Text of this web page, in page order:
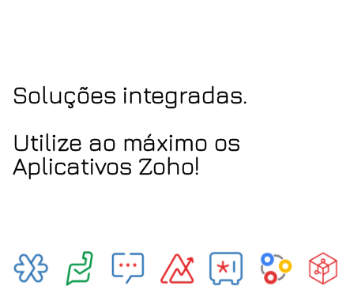
Soluções integradas.
Utilize ao máximo os
Aplicativos Zoho!